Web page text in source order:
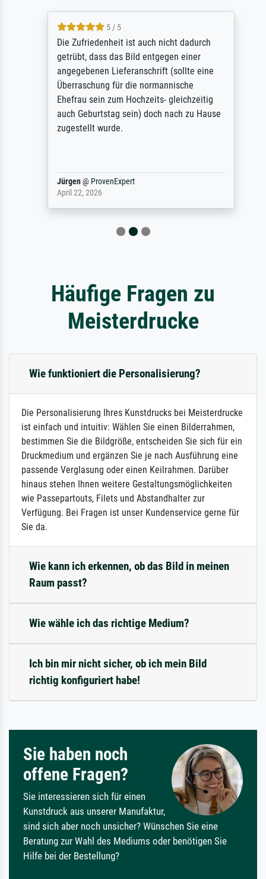
5 / 5
Die Zufriedenheit ist auch nicht dadurch
getrübt, dass das Bild entgegen einer
angegebenen Lieferanschrift (sollte eine
Überraschung für die normannische
Ehefrau sein zum Hochzeits- gleichzeitig
auch Geburtstag sein) doch nach zu Hause
zugestellt wurde.
Jürgen@ProvenExpert
April 22, 2026
Häufige Fragen zu
Meisterdrucke
Wie funktioniert die Personalisierung?
Die Personalisierung Ihres Kunstdrucks bei Meisterdrucke
ist einfach und intuitiv: Wählen Sie einen Bilderrahmen,
bestimmen Sie die Bildgröße, entscheiden Sie sich für ein
Druckmedium und ergänzen Sie je nach Ausführung eine
passende Verglasung oder einen Keilrahmen. Darüber
hinaus stehen Ihnen weitere Gestaltungsmöglichkeiten
wie Passepartouts, Filets und Abstandhalter zur
Verfügung. Bei Fragen ist unser Kundenservice gerne für
Sie da.
Wie kann ich erkennen, ob das Bild in meinen
Raum passt?
Wie wähle ich das richtige Medium?
Ich bin mir nicht sicher, ob ich mein Bild
richtig konfiguriert habe!
Sie haben noch
offene Fragen?
Sie interessieren sich für einen
Kunstdruck aus unserer Manufaktur,
sind sich aber noch unsicher? Wünschen Sie eine
Beratung zur Wahl des Mediums oder benötigen Sie
Hilfe bei der Bestellung?